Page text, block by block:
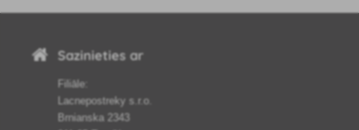
Sazinieties ar
Filiāle:
Lacnepostreky s.r.o.
Brnianska 2343